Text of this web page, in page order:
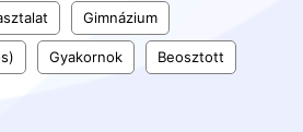
Gimnázium
Gyakornok Beosztott